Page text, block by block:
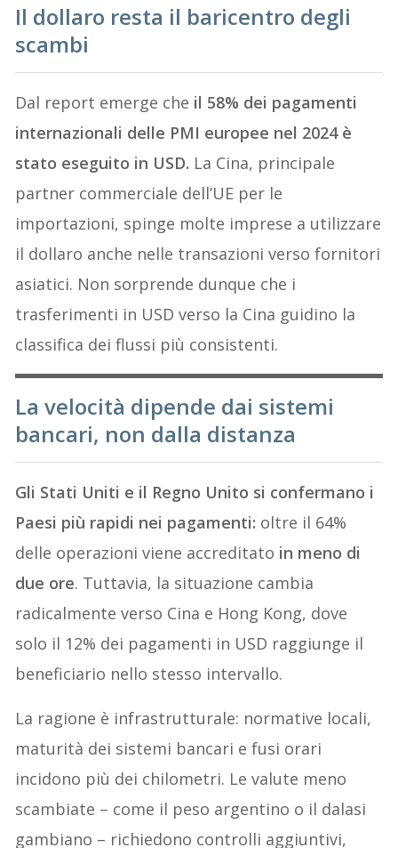
Il dollaro resta il baricentro degli
scambi
Dal report emerge che il 58% dei pagamenti
internazionali delle PMI europee nel 2024 è
stato eseguito in USD. La Cina, principale
partner commerciale dell’UE per le
importazioni, spinge molte imprese a utilizzare
il dollaro anche nelle transazioni verso fornitori
asiatici. Non sorprende dunque che i
trasferimenti in USD verso la Cina guidino la
classifica dei flussi più consistenti.
La velocità dipende dai sistemi
bancari, non dalla distanza
Gli Stati Uniti e il Regno Unito si confermano i
Paesi più rapidi nei pagamenti: oltre il 64%
delle operazioni viene accreditato in meno di
due ore. Tuttavia, la situazione cambia
radicalmente verso Cina e Hong Kong, dove
solo il 12% dei pagamenti in USD raggiunge il
beneficiario nello stesso intervallo.
La ragione è infrastrutturale: normative locali,
maturità dei sistemi bancari e fusi orari
incidono più dei chilometri. Le valute meno
scambiate – come il peso argentino o il dalasi
gambiano – richiedono controlli aggiuntivi,